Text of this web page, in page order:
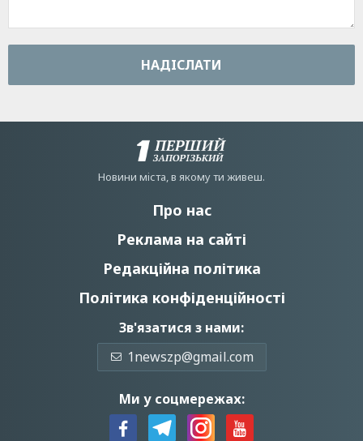
НАДIСЛАТИ
Новини мiста, в якому ти живеш.
Про нас
Реклама на сайті
Редакційна політика
Політика конфіденційності
Зв'язатися з нами:
1newszp@gmail.com
Ми у соцмережах: